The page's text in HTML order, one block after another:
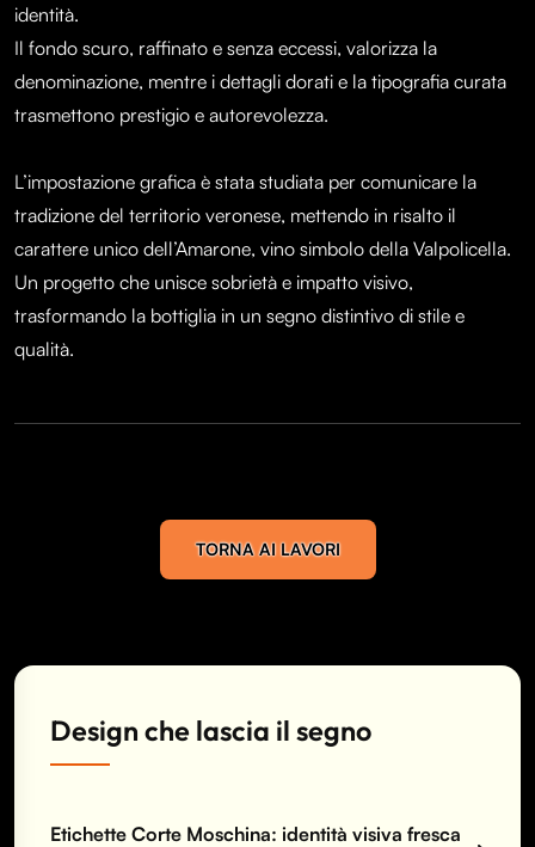
identità.
Il fondo scuro, raffinato e senza eccessi, valorizza la
denominazione, mentre i dettagli dorati e la tipografia curata
trasmettono prestigio e autorevolezza.
L’impostazione grafica è stata studiata per comunicare la
tradizione del territorio veronese, mettendo in risalto il
carattere unico dell’Amarone, vino simbolo della Valpolicella.
Un progetto che unisce sobrietà e impatto visivo,
trasformando la bottiglia in un segno distintivo di stile e
qualità.
TORNA AI LAVORI
Design che lascia il segno
Etichette Corte Moschina: identità visiva fresca